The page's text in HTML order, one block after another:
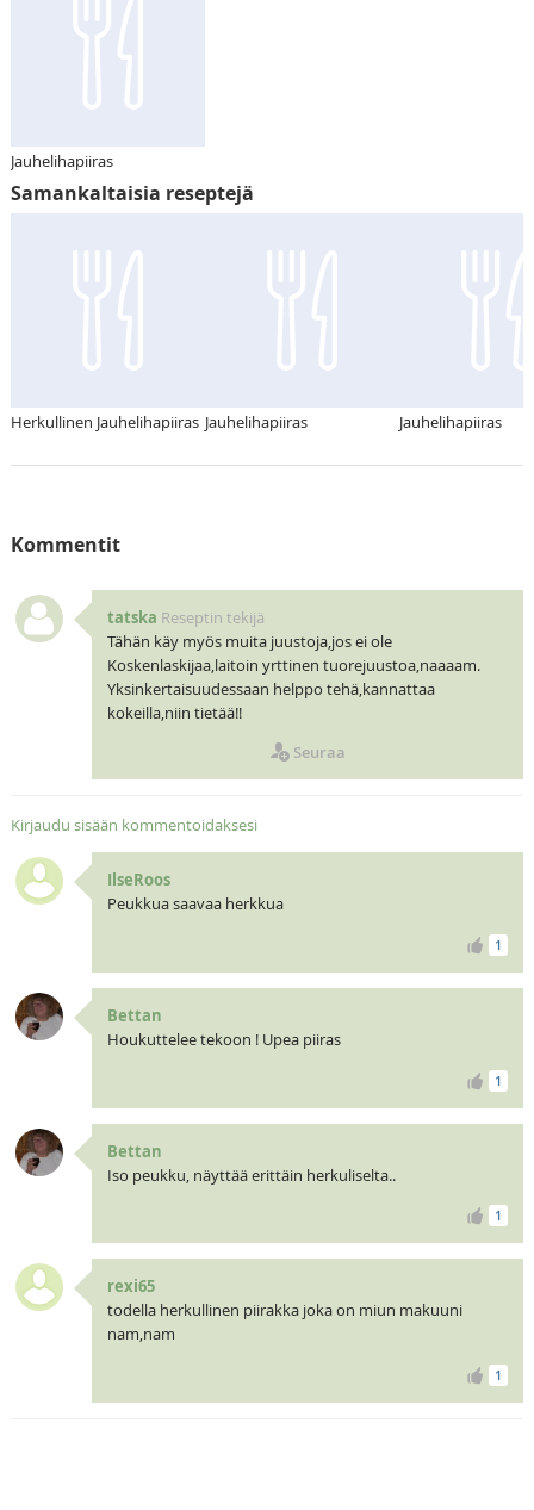
Jauhelihapiiras
Samankaltaisia reseptejä
Herkullinen Jauhelihapiiras Jauhelihapiiras Jauhelihapiiras
Kommentit
tatska Reseptin tekijä
Tähän käy myös muita juustoja,jos ei ole
Koskenlaskijaa,laitoin yrttinen tuorejuustoa,naaaam.
Yksinkertaisuudessaan helppo tehä,kannattaa
kokeilla,niin tietää!!
Seuraa
Kirjaudu sisään kommentoidaksesi
IlseRoos
Peukkua saavaa herkkua
1
Bettan
Houkuttelee tekoon ! Upea piiras
1
Bettan
Iso peukku, näyttää erittäin herkuliselta..
1
rexi65
todella herkullinen piirakka joka on miun makuuni
nam,nam
1